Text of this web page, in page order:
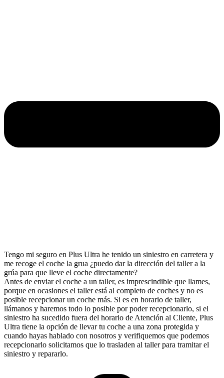
Tengo mi seguro en Plus Ultra he tenido un siniestro en carretera y
me recoge el coche la grua ¿puedo dar la dirección del taller a la
grúa para que lleve el coche directamente?
Antes de enviar el coche a un taller, es imprescindible que llames,
porque en ocasiones el taller está al completo de coches y no es
posible recepcionar un coche más. Si es en horario de taller,
llámanos y haremos todo lo posible por poder recepcionarlo, si el
siniestro ha sucedido fuera del horario de Atención al Cliente, Plus
Ultra tiene la opción de llevar tu coche a una zona protegida y
cuando hayas hablado con nosotros y verifiquemos que podemos
recepcionarlo solicitamos que lo trasladen al taller para tramitar el
siniestro y repararlo.